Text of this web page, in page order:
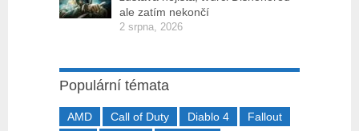
ale zatím nekončí
2 srpna, 2026
Populární témata
AMD Call of Duty Diablo 4
Fallout